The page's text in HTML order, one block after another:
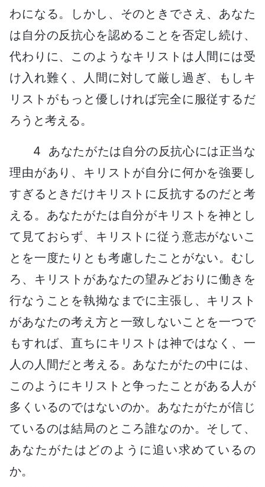
わになる。しかし、そのときでさえ、あなた
は自分の反抗心を認めることを否定し続け、
代わりに、このようなキリストは人間には受
け入れ難く、人間に対して厳し過ぎ、もしキ
リストがもっと優しければ完全に服従するだ
ろうと考える。
4 あなたがたは自分の反抗心には正当な
理由があり、キリストが自分に何かを強要し
すぎるときだけキリストに反抗するのだと考
える。あなたがたは自分がキリストを神とし
て見ておらず、キリストに従う意志がないこ
とを一度たりとも考慮したことがない。むし
ろ、キリストがあなたの望みどおりに働きを
行なうことを執拗なまでに主張し、キリスト
があなたの考え方と一致しないことを一つで
もすれば、直ちにキリストは神ではなく、一
人の人間だと考える。あなたがたの中には、
このようにキリストと争ったことがある人が
多くいるのではないのか。あなたがたが信じ
ているのは結局のところ誰なのか。そして、
あなたがたはどのように追い求めているの
か。